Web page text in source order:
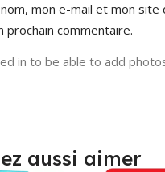
mon e-mail et mon site
prochain commentaire.
in to be able to add
aussi aimer